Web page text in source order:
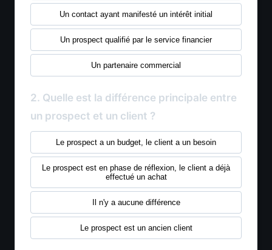
Un contact ayant manifesté un intérêt initial
Un prospect qualifié par le service financier
Un partenaire commercial
2. Quelle est la différence principale entre
un prospect et un client ?
Le prospect a un budget, le client a un besoin
Le prospect est en phase de réflexion, le client a déjà
effectué un achat
Il n'y a aucune différence
Le prospect est un ancien client